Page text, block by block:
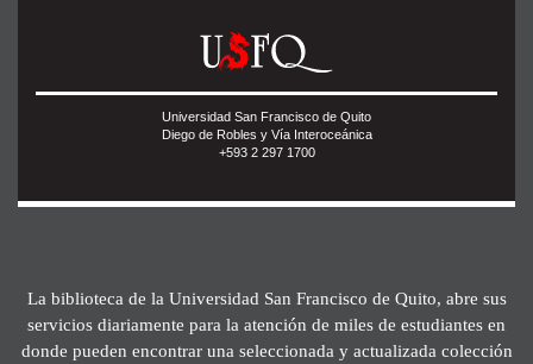
Universidad San Francisco de Quito
Diego de Robles y Vía Interoceánica
+593 2 297 1700
La biblioteca de la Universidad San Francisco de Quito, abre sus
servicios diariamente para la atención de miles de estudiantes en
donde pueden encontrar una seleccionada y actualizada colección